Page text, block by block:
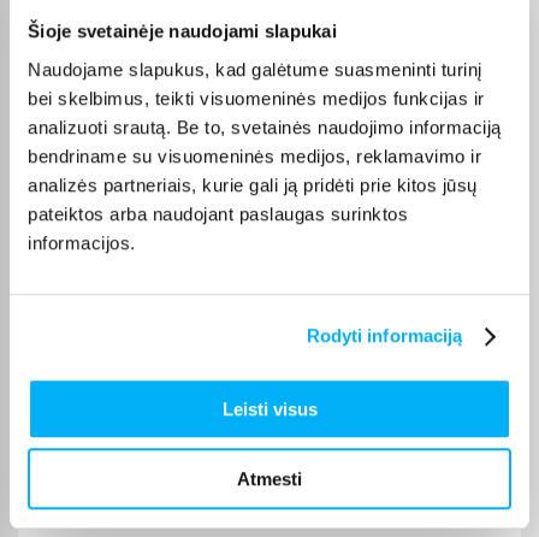
Šioje svetainėje naudojami slapukai
Naudojame slapukus, kad galėtume suasmeninti turinį
bei skelbimus, teikti visuomeninės medijos funkcijas ir
analizuoti srautą. Be to, svetainės naudojimo informaciją
bendriname su visuomeninės medijos, reklamavimo ir
analizės partneriais, kurie gali ją pridėti prie kitos jūsų
pateiktos arba naudojant paslaugas surinktos
informacijos.
Rodyti informaciją
Leisti visus
Atmesti
sąlygas. Tai leidžia patogiai apsipirkti internetu, neskubant ir
palyginant skirtingus Klimato kontrolės technikos akcijos
kategorijoje esančius pasiūlymus.
Visoms prekėms nuo 150 Eur taikomas nemokamas 24 mėnesių
lizingas, todėl norimas prekes galima įsigyti išsimokėtinai.
Pristatymas visoje Lietuvoje į paštomatus kainuoja nuo 2,29 €,
o užsakymams nuo 499 € pristatymas į paštomatą nemokamas;
kurjerio pristatymas – nuo 2,99 €. Sandėlyje esančios prekės
paprastai pristatomos per 1–2 darbo dienas, o tikslus
Tinkamą prekę iš Klimato kontrolės technikos akcijos
kategorijos pristatysime per nurodytą terminą, o jei
pageidausite užsakymą atsiimti patys, atitinkamai pažymėtas